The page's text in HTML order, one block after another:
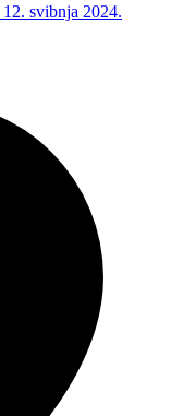
svibnja 2024.